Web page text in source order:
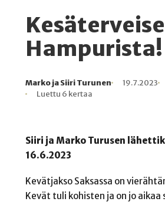
Hampurista!
Kirjoittaja
Marko ja Siiri Turunen
Julkaistu
19.7.2023
Lukuaika
Lukukertoja
Luettu 6 kertaa
Siiri ja Marko Turusen
16.6.2023
Kevätjakso Saksassa on
Kevät tuli kohisten ja on jo